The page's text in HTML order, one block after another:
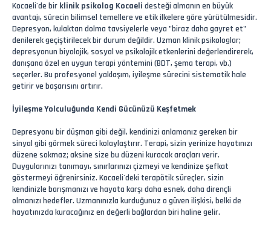
Kocaeli'de bir klinik psikolog Kocaeli desteği almanın en büyük
avantajı, sürecin bilimsel temellere ve etik ilkelere göre yürütülmesidir.
Depresyon, kulaktan dolma tavsiyelerle veya "biraz daha gayret et"
denilerek geçiştirilecek bir durum değildir. Uzman klinik psikologlar;
depresyonun biyolojik, sosyal ve psikolojik etkenlerini değerlendirerek,
danışana özel en uygun terapi yöntemini (BDT, şema terapi, vb.)
seçerler. Bu profesyonel yaklaşım, iyileşme sürecini sistematik hale
getirir ve başarısını artırır.
İyileşme Yolculuğunda Kendi Gücünüzü Keşfetmek
Depresyonu bir düşman gibi değil, kendinizi anlamanız gereken bir
sinyal gibi görmek süreci kolaylaştırır. Terapi, sizin yerinize hayatınızı
düzene sokmaz; aksine size bu düzeni kuracak araçları verir.
Duygularınızı tanımayı, sınırlarınızı çizmeyi ve kendinize şefkat
göstermeyi öğrenirsiniz. Kocaeli'deki terapötik süreçler, sizin
kendinizle barışmanızı ve hayata karşı daha esnek, daha dirençli
olmanızı hedefler. Uzmanınızla kurduğunuz o güven ilişkisi, belki de
hayatınızda kuracağınız en değerli bağlardan biri haline gelir.